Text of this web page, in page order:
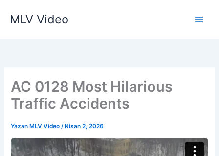
atlaMLV Video
AC 0128 Most Hilarious
Traffic Accidents
Yazan MLV Video/ Nisan 2, 2026